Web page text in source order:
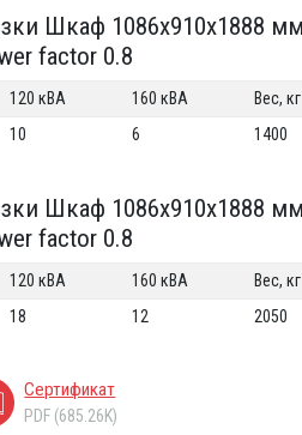
Шкаф 1086x910x1888
factor 0.8
120 кВА 160 кВА
Вес, кг
10 6 1400
Шкаф 1086x910x1888
factor 0.8
120 кВА 160 кВА
Вес, кг
18 12 2050
Сертификат
PDF (685.26K)